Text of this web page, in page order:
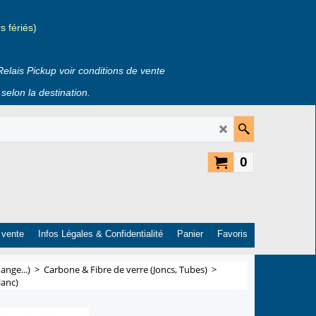
fériés)
Pickup voir conditions de vente
la destination.
0
Infos Légales & Confidentialité Panier Favoris
> Carbone & Fibre de verre (Joncs, Tubes) >